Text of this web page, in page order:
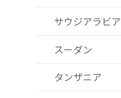
サウジアラビア
スーダン
タンザニア